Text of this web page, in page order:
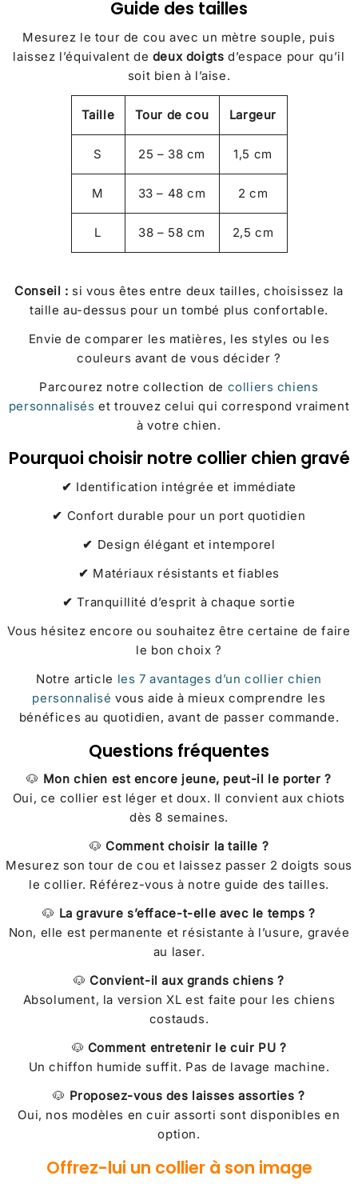
Guide des tailles
Mesurez le tour de cou avec un mètre souple, puis
laissez l’équivalent de deux doigts d’espace pour qu’il
soit bien à l’aise.
Taille Tour de cou Largeur
S 25 – 38 cm 1,5 cm
M 33 – 48 cm 2 cm
L 38 – 58 cm 2,5 cm
Conseil : si vous êtes entre deux tailles, choisissez la
taille au-dessus pour un tombé plus confortable.
Envie de comparer les matières, les styles ou les
couleurs avant de vous décider ?
Parcourez notre collection de colliers chiens
personnalisés et trouvez celui qui correspond vraiment
à votre chien.
Pourquoi choisir notre collier chien gravé
✔ Identification intégrée et immédiate
✔ Confort durable pour un port quotidien
✔ Design élégant et intemporel
✔ Matériaux résistants et fiables
✔ Tranquillité d’esprit à chaque sortie
Vous hésitez encore ou souhaitez être certaine de faire
le bon choix ?
Notre article les 7 avantages d’un collier chien
personnalisé vous aide à mieux comprendre les
bénéfices au quotidien, avant de passer commande.
Questions fréquentes
🐶 Mon chien est encore jeune, peut-il le porter ?
Oui, ce collier est léger et doux. Il convient aux chiots
dès 8 semaines.
🐶 Comment choisir la taille ?
Mesurez son tour de cou et laissez passer 2 doigts sous
le collier. Référez-vous à notre guide des tailles.
🐶 La gravure s’efface-t-elle avec le temps ?
Non, elle est permanente et résistante à l’usure, gravée
au laser.
🐶 Convient-il aux grands chiens ?
Absolument, la version XL est faite pour les chiens
costauds.
🐶 Comment entretenir le cuir PU ?
Un chiffon humide suffit. Pas de lavage machine.
🐶 Proposez-vous des laisses assorties ?
Oui, nos modèles en cuir assorti sont disponibles en
option.
Offrez-lui un collier à son image